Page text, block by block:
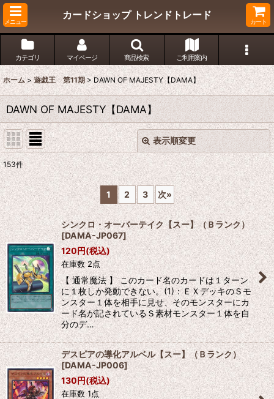
メニュー
カードショップ トレンドトレード
カート
カテゴリ マイページ 商品検索 ご利用案内
ホーム > 遊戯王 第11期 > DAWN OF MAJESTY【DAMA】
DAWN OF MAJESTY【DAMA】
表示順変更
表示数:
在庫あり
並び順:
絞り込む
閉じる
153件
1 2 3 次»
シンクロ・オーバーテイク【スー】（Ｂランク）
[DAMA-JP067]
120円(税込)
在庫数 2点
【 通常魔法 】 このカード名のカードは１ターン
に１枚しか発動できない。(1)：ＥＸデッキのＳモ
ンスター１体を相手に見せ、そのモンスターにカ
ード名が記されているＳ素材モンスター１体を自
分のデ…
デスピアの導化アルベル【スー】（Ｂランク）
[DAMA-JP006]
130円(税込)
在庫数 1点